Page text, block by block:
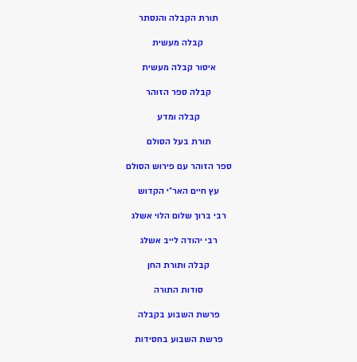
תורת הקבלה והנסתר
קבלה מעשית
איסור קבלה מעשית
קבלה ספר הזוהר
קבלה ומדע
תורת בעל הסולם
ספר הזוהר עם פירוש הסולם
עץ חיים האר”י הקדוש
רבי ברוך שלום הלוי אשלג
רבי יהודה לייב אשלג
קבלה ותורת החן
סודות התורה
פרשת השבוע בקבלה
פרשת השבוע בחסידות